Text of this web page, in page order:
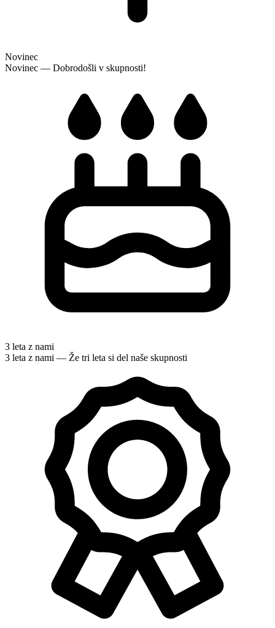
Novinec
Novinec — Dobrodošli v skupnosti!
3 leta z nami
3 leta z nami — Že tri leta si del naše skupnosti